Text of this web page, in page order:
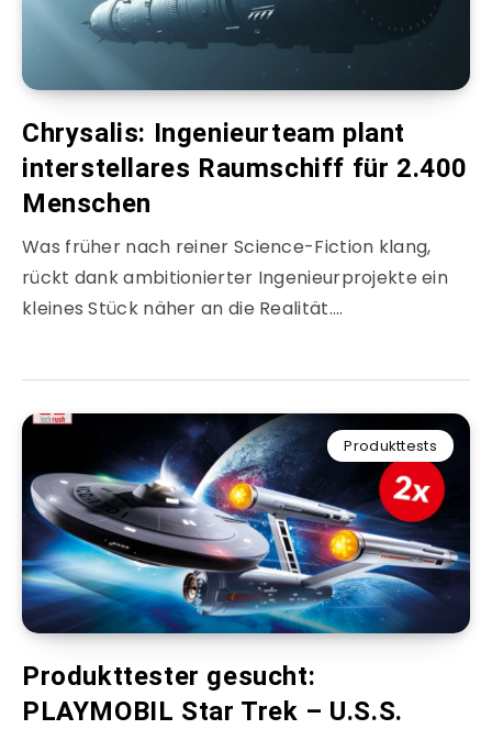
Chrysalis: Ingenieurteam plant
interstellares Raumschiff für 2.400
Menschen
Was früher nach reiner Science-Fiction klang,
rückt dank ambitionierter Ingenieurprojekte ein
kleines Stück näher an die Realität….
Produkttests
Produkttester gesucht:
PLAYMOBIL Star Trek – U.S.S.